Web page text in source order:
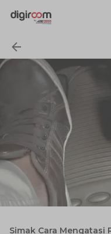
Simak Cara Mengatasi